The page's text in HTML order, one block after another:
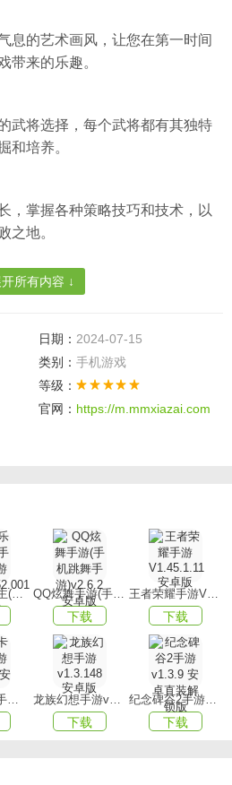
息的艺术画风，让您在第一时间
带来的乐趣。
武将选择，每个武将都有其独特
和培养。
，掌握各种策略技巧和技术，以
之地。
样的将领角色，他们将成为您强
贯注，灵活应对各种敌人，随时
成各种挑战。
版本，让您可以尽情体验，同时
析局势，适时调整战略，确保每
利进行。
保持警惕，合理安排操作，以便
开所有内容 ↓
日期： 2024-07-15
类别： 手机游戏
等级：
官网： https://m.mmxiazai.com
qq欢乐斗地主(手机棋牌游戏)v6.152.001安卓版 QQ炫舞手游(手机跳舞手游)v2.6.2 安卓版
下载
王者荣耀手游V1.45.1.11 安卓版
下载
跑跑卡丁车手游v1.0.10 安卓版 龙族幻想手游v1.3.148 安卓版
下载
纪念碑谷2手游v1.3.9 安卓直装解锁版
下载